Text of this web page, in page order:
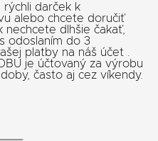
rýchli darček k
alebo chcete doručiť
nechcete dlhšie čakať,
odoslaním do 3
platby na náš účet .
je účtovaný za výrobu
často aj cez víkendy.